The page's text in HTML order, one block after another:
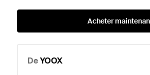
Acheter
De YOOX